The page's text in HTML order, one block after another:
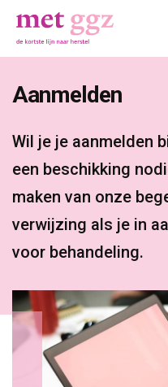
Aanmelden
Wil je je aanmelden
een beschikking
maken van onze
verwijzing als je in
voor behandeling.